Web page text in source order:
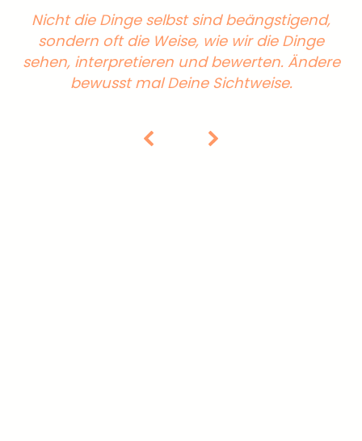
Nicht die Dinge selbst sind beängstigend,
sondern oft die Weise, wie wir die Dinge
sehen, interpretieren und bewerten. Ändere
bewusst mal Deine Sichtweise.